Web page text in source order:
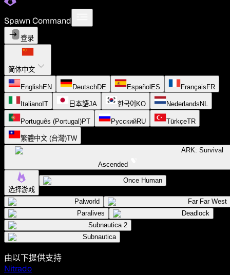
Spawn Command
登录
简体中文
EnglishEN DeutschDE Español ES Français FR
Italiano IT 日本語JA 한국어 KO Nederlands NL
Português (Portugal)PT РусскийRU TürkçeTR
繁體中文 (台灣)TW
ARK: Survival
Ascended
选择游戏
Once Human
Palworld
Far Far West
Paralives
Deadlock
Subnautica 2
Subnautica
由以下提供支持
Nitrado